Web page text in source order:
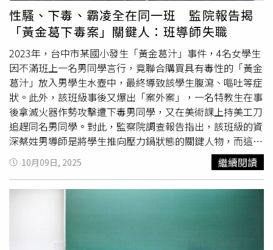
性騷、下毒、霸凌全在同一班 監院報告揭
「黃金葛下毒案」關鍵人：班導師失職
2023年，台中市某國小發生「黃金葛汁」事件，4名女學生
因不滿班上一名男同學言行，竟聯合購買具有毒性的「黃金
葛汁」放入男學生水壺中，最終導致該學生腹瀉、嘔吐等症
狀。此外，該班級事後又爆出「案外案」，一名特教生在事
後拿滅火器作勢攻擊遭下毒男同學，又在美術課上持美工刀
追趕同名男同學。對此，監察院調查報告指出，該班級的資
深蔡姓男導師是將學生推向壓力鍋狀態的關鍵人物，而這名
蔡姓導師也因為多項失職行為，被台中市社會局開罰6萬元
根據監察院報告，4名國小女學生會向同班男同學下毒的原
10月09日, 2025 繼續閱讀